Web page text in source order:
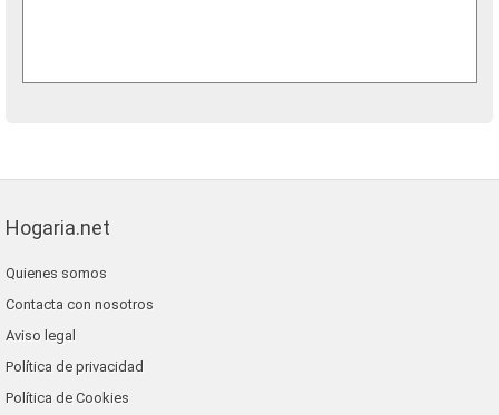
Hogaria.net
Quienes somos
Contacta con nosotros
Aviso legal
Política de privacidad
Política de Cookies